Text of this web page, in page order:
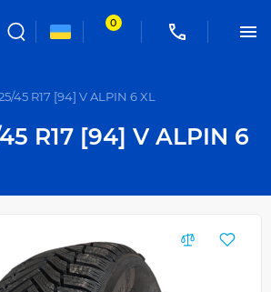
0
45 R17 [94] V ALPIN 6 XL
R17 [94] V ALPIN 6